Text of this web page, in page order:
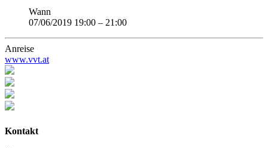
Wann
07/06/2019 19:00 – 21:00
Anreise
www.vvt.at
Kontakt